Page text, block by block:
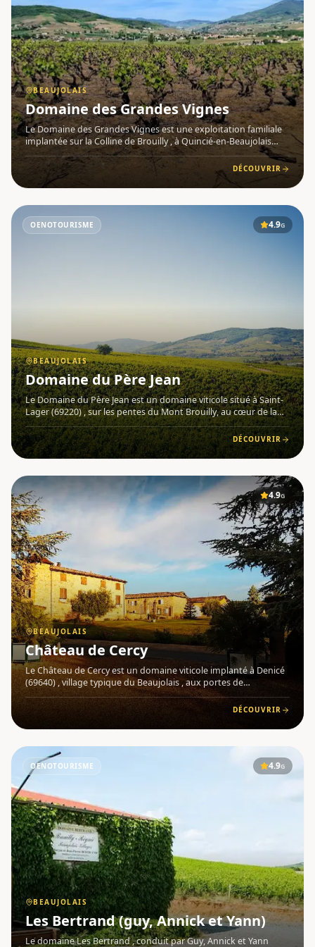
BEAUJOLAIS
Domaine des Grandes Vignes
Le Domaine des Grandes Vignes est une exploitation familiale
implantée sur la Colline de Brouilly , à Quincié-en-Beaujolais
(69430), au cœur du vignoble beaujolais . Géré par Jean-Claude
et Hervé Nesme, ce domaine perpétue des valeurs de trDÉCOUVRIR
OENOTOURISME 4.9G
BEAUJOLAIS
Domaine du Père Jean
Le Domaine du Père Jean est un domaine viticole situé à Saint-
Lager (69220) , sur les pentes du Mont Brouilly, au cœur de la
région Beaujolais . Vignerons indépendants récoltants, la
famille Matray perpétue un savoir-faire ancré dans le terDÉCOUVRIR
4.9G
BEAUJOLAIS
Château de Cercy
Le Château de Cercy est un domaine viticole implanté à Denicé
(69640) , village typique du Beaujolais , aux portes de
Villefranche-sur-Saône. Conduit par Michel et Cyril Picard, ce
vignoble d'environ 32 hectares conjugue rigueur de la vitic
DÉCOUVRIR
OENOTOURISME 4.9G
BEAUJOLAIS
Les Bertrand (guy, Annick et Yann)
Le domaine Les Bertrand , conduit par Guy, Annick et Yann